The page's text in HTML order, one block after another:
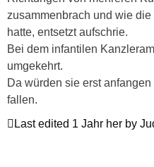
zusammenbrach und wie
hatte, entsetzt aufschrie.
Bei dem infantilen
umgekehrt.
Da würden sie erst
fallen.
Last edited 1 Jahr her by